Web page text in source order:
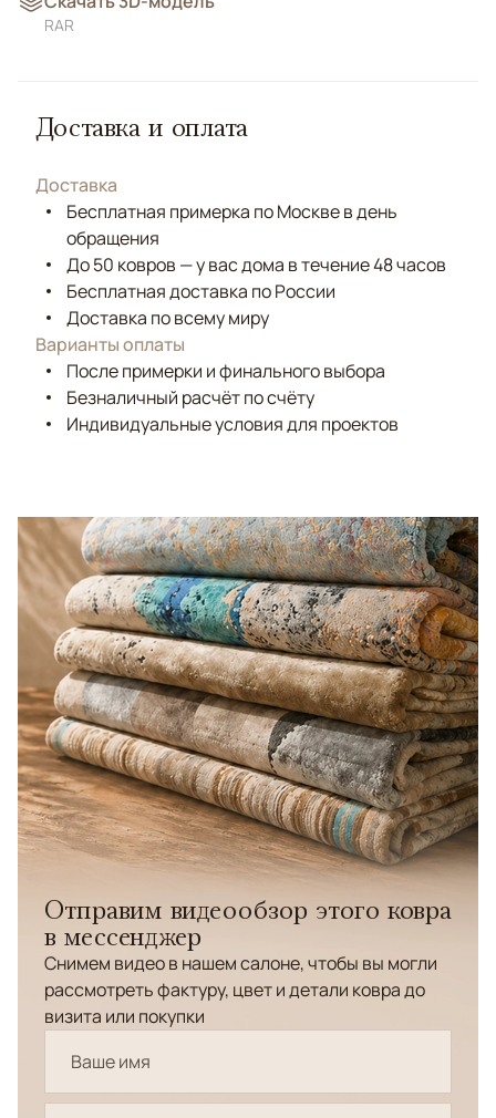
RAR
Доставка и оплата
Доставка
Бесплатная примерка по Москве в день
обращения
До 50 ковров — у вас дома в течение 48 часов
Бесплатная доставка по России
Доставка по всему миру
Варианты оплаты
После примерки и финального выбора
Безналичный расчёт по счёту
Индивидуальные условия для проектов
Отправим видеообзор этого ковра
в мессенджер
Снимем видео в нашем салоне, чтобы вы могли
рассмотреть фактуру, цвет и детали ковра до
визита или покупки